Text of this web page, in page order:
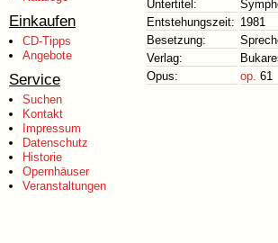
Einkaufen
CD-Tipps
Angebote
Service
Suchen
Kontakt
Impressum
Datenschutz
Historie
Opernhäuser
Veranstaltungen
Untertitel:
Entstehungszeit: 1981
Besetzung:
Verlag:
Opus:
op. 61